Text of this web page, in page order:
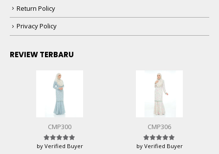
Return Policy
Privacy Policy
REVIEW TERBARU
CMP300
Rated5 out of 5
by Verified Buyer
CMP306
Rated5 out of 5
by Verified Buyer